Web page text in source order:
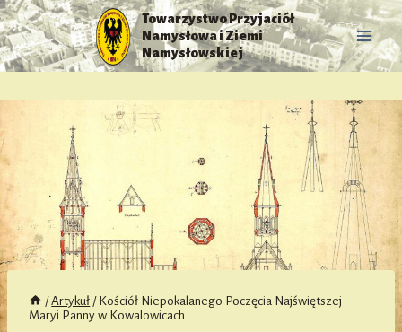
Przejdź
do
treści
Towarzystwo Przyjaciół
Namysłowa i Ziemi
Namysłowskiej
/ Artykuł / Kościół Niepokalanego Poczęcia Najświętszej
Maryi Panny w Kowalowicach